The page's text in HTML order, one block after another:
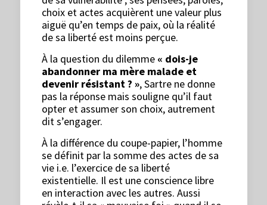
choix et actes acquièrent une valeur plus
aiguë qu’en temps de paix, où la réalité
de sa liberté est moins perçue.
À la question du dilemme « dois-je
abandonner ma mère malade et
devenir résistant ? », Sartre ne donne
pas la réponse mais souligne qu’il faut
opter et assumer son choix, autrement
dit s’engager.
À la différence du coupe-papier, l’homme
se définit par la somme des actes de sa
vie i.e. l’exercice de sa liberté
existentielle. Il est une conscience libre
en interaction avec les autres. Aussi